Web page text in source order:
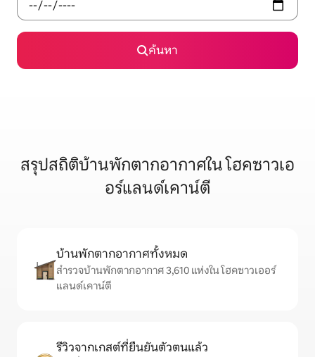
ค้นหา
สรุปสถิติบ้านพักตากอากาศใน โฮคซาวเอ
อร์แลนด์เคาน์ตี
บ้านพักตากอากาศทั้งหมด
สำรวจบ้านพักตากอากาศ 3,610 แห่งใน โฮคซาวเออร์
แลนด์เคาน์ตี
รีวิวจากเกสต์ที่ยืนยันตัวตนแล้ว